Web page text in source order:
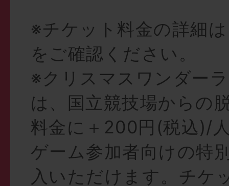
※チケット料金の詳細
をご確認ください。
※クリスマスワンダー
は、国立競技場からの
料金に＋200円(税込)/
ゲーム参加者向けの特
入いただけます。チケ